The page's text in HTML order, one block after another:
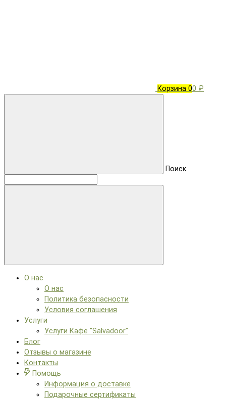
Корзина 00 ₽
Поиск
О нас
О нас
Политика безопасности
Условия соглашения
Услуги
Услуги Кафе "Salvadoor"
Блог
Отзывы о магазине
Контакты
Помощь
Информация о доставке
Подарочные сертификаты